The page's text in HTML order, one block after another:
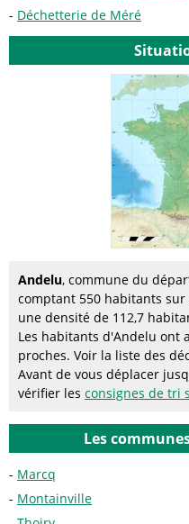
Déchetterie de Méré
Andelu, commune du
comptant 550 habitants sur
une densité de 112,7
Les habitants d'Andelu ont
proches. Voir la liste des
Avant de vous déplacer
vérifier les consignes de tri
Les
Marcq
Montainville